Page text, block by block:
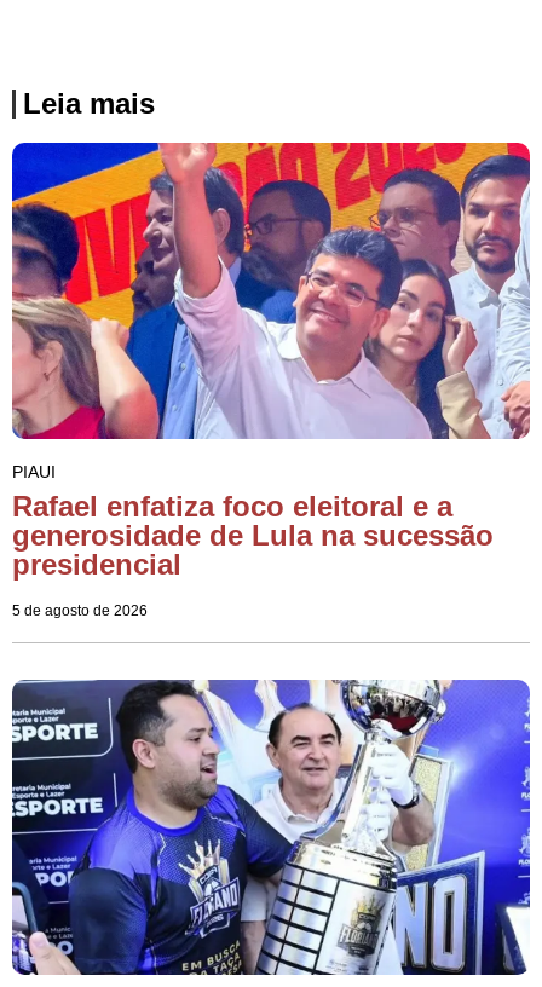
Leia mais
PIAUI
Rafael enfatiza foco eleitoral e a
generosidade de Lula na sucessão
presidencial
5 de agosto de 2026